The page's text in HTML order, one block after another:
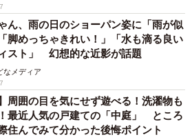
ん、雨の日のショーパン姿に「雨が似
脚めっちゃきれい！」「水も滴る良い
スト」 幻想的な近影が話題
なメディア
周囲の目を気にせず遊べる！洗濯物も
最近人気の戸建ての「中庭」 ところ
住んでみて分かった後悔ポイント